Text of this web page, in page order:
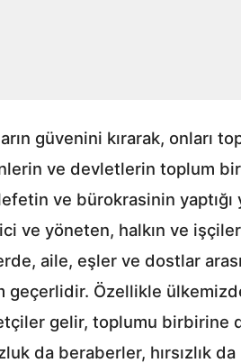
güvenini kırarak, onları
ve devletlerin toplum
ve bürokrasinin
ve yöneten, halkın ve
aile, eşler ve dostlar
geçerlidir. Özellikle
gelir, toplumu birbirine
da beraberler, hırsızlık